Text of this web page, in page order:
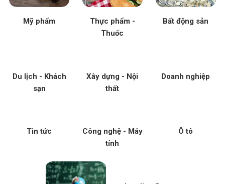
Mỹ phẩm
Thực phẩm -
Thuốc
Bất động sản
Du lịch - Khách
sạn
Xây dựng - Nội
thất
Doanh nghiệp
Tin tức
Công nghệ - Máy
tính
Ô tô